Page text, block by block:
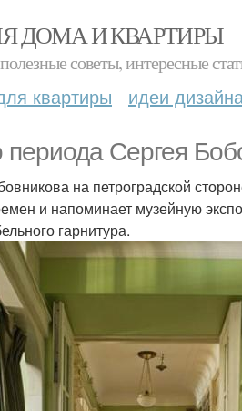
ДОМА И КВАРТИРЫ
советы, интересные
квартиры идеи
периода Сергея
на петроградской
и напоминает музейную
гарнитура.